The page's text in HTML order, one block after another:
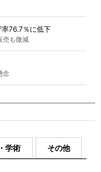
76.7％に低下
売も微減
念
学術 その他